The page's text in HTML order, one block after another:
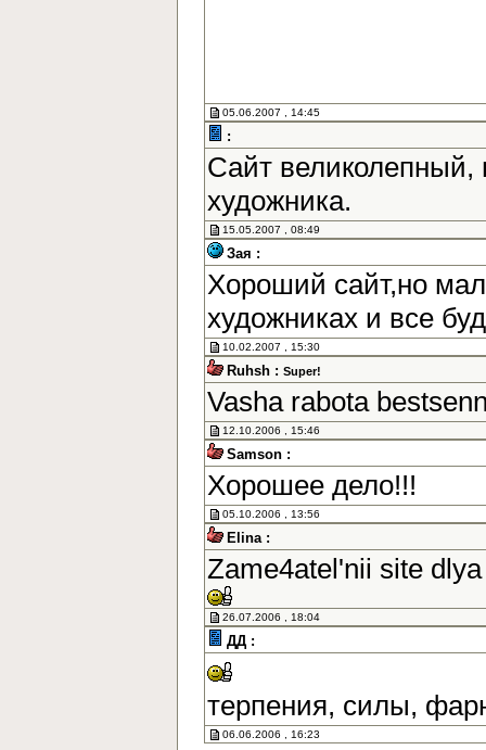
05.06.2007 , 14:45
:
Сайт великолепный,
художника.
15.05.2007 , 08:49
Зая :
Хороший сайт,но
художниках и все
10.02.2007 , 15:30
Ruhsh : Super!
Vasha rabota
12.10.2006 , 15:46
Samson :
Хорошее дело!!!
05.10.2006 , 13:56
Elina :
Zame4atel'nii site
26.07.2006 , 18:04
ДД :
терпения, силы,
06.06.2006 , 16:23